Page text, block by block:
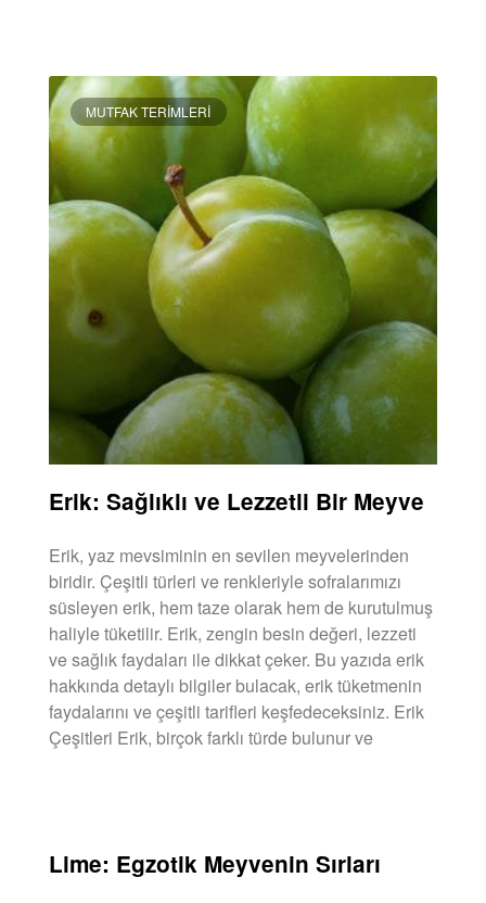
MUTFAK TERIMLERI
Erik: Sağlıklı ve Lezzetli Bir Meyve
Erik, yaz mevsiminin en sevilen meyvelerinden
biridir. Çeşitli türleri ve renkleriyle sofralarımızı
süsleyen erik, hem taze olarak hem de kurutulmuş
haliyle tüketilir. Erik, zengin besin değeri, lezzeti
ve sağlık faydaları ile dikkat çeker. Bu yazıda erik
hakkında detaylı bilgiler bulacak, erik tüketmenin
faydalarını ve çeşitli tarifleri keşfedeceksiniz. Erik
Çeşitleri Erik, birçok farklı türde bulunur ve
Lime: Egzotik Meyvenin Sırları